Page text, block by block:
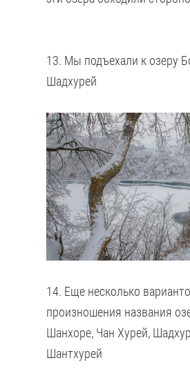
13. Мы подъехали к озеру
Шадхурей
14. Еще несколько
произношения названия
Шанхоре, Чан Хурей,
Шантхурей